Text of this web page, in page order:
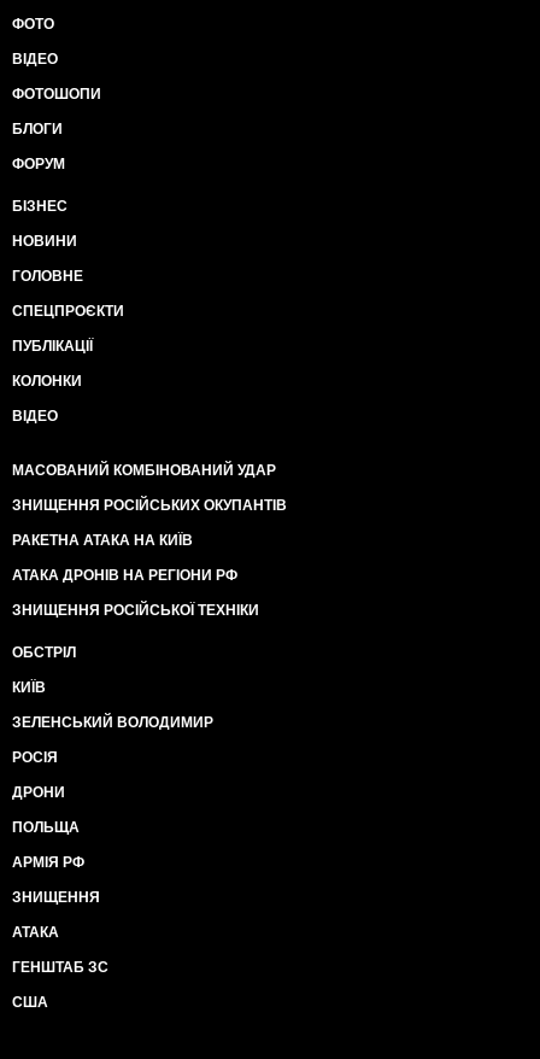
ФОТО
ВІДЕО
ФОТОШОПИ
БЛОГИ
ФОРУМ
БІЗНЕС
НОВИНИ
ГОЛОВНЕ
СПЕЦПРОЄКТИ
ПУБЛІКАЦІЇ
КОЛОНКИ
ВІДЕО
МАСОВАНИЙ КОМБІНОВАНИЙ УДАР
ЗНИЩЕННЯ РОСІЙСЬКИХ ОКУПАНТІВ
РАКЕТНА АТАКА НА КИЇВ
АТАКА ДРОНІВ НА РЕГІОНИ РФ
ЗНИЩЕННЯ РОСІЙСЬКОЇ ТЕХНІКИ
ОБСТРІЛ
КИЇВ
ЗЕЛЕНСЬКИЙ ВОЛОДИМИР
РОСІЯ
ДРОНИ
ПОЛЬЩА
АРМІЯ РФ
ЗНИЩЕННЯ
АТАКА
ГЕНШТАБ ЗС
США